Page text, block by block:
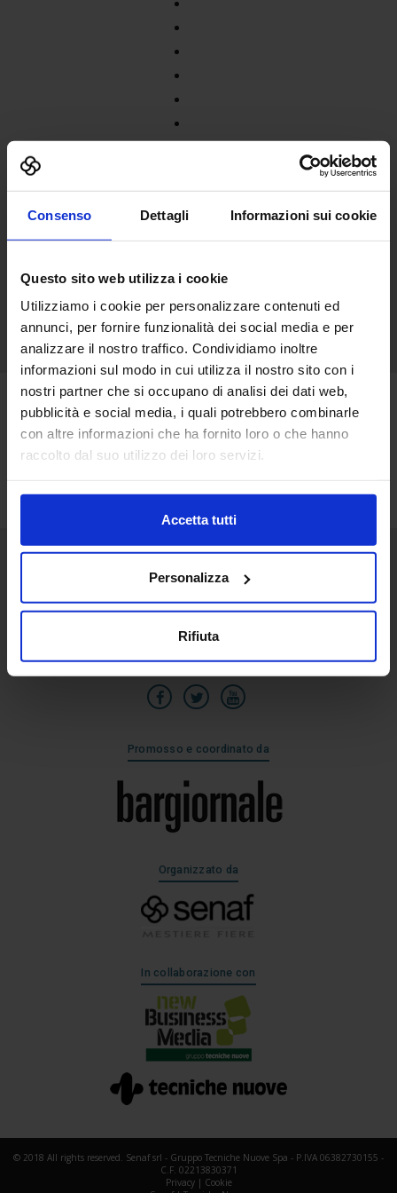
Consenso Dettagli Informazioni sui cookie
Questo sito web utilizza i cookie
Utilizziamo i cookie per personalizzare contenuti ed
annunci, per fornire funzionalità dei social media e per
analizzare il nostro traffico. Condividiamo inoltre
informazioni sul modo in cui utilizza il nostro sito con i
nostri partner che si occupano di analisi dei dati web,
pubblicità e social media, i quali potrebbero combinarle
con altre informazioni che ha fornito loro o che hanno
raccolto dal suo utilizzo dei loro servizi.
Accetta tutti
Personalizza
Rifiuta
19
Lug
Senaf srl
Via Eritrea 21/A
20157 | Milano | Italia
Promosso e coordinato da
Organizzato da
In collaborazione con
© 2018 All rights reserved. Senaf srl - Gruppo Tecniche Nuove Spa - P.IVA 06382730155 -
C.F. 02213830371
Privacy| Cookie